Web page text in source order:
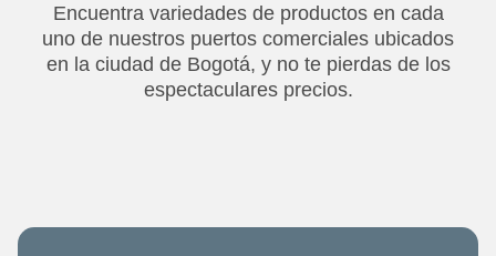
Encuentra variedades de productos en cada
uno de nuestros puertos comerciales ubicados
en la ciudad de Bogotá, y no te pierdas de los
espectaculares precios.